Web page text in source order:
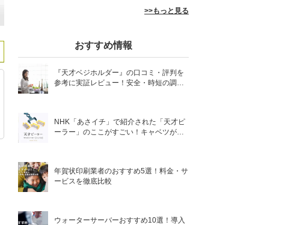
>>もっと見る
おすすめ情報
『天才ベジホルダー』の口コミ・評判を
参考に実証レビュー！安全・時短の調理
NHK「あさイチ」で紹介された「天才ピ
ーラー」のここがすごい！キャベツがほ
年賀状印刷業者のおすすめ5選！料金・サ
ービスを徹底比較
ウォーターサーバーおすすめ10選！導入